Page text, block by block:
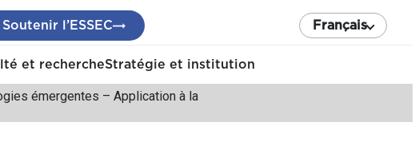
Soutenir l’ESSEC Français
et rechercheStratégie et institution
émergentes – Application à la